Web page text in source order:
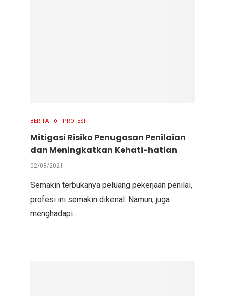
BERITA PROFESI
Mitigasi Risiko Penugasan Penilaian
dan Meningkatkan Kehati-hatian
02/08/2021
Semakin terbukanya peluang pekerjaan penilai,
profesi ini semakin dikenal. Namun, juga
menghadapi…